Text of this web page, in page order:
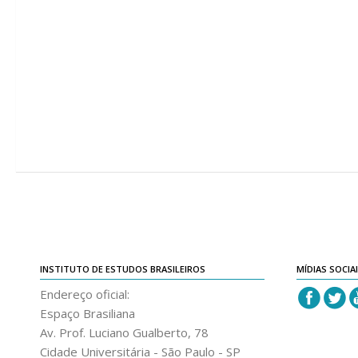
INSTITUTO DE ESTUDOS BRASILEIROS
Endereço oficial:
Espaço Brasiliana
Av. Prof. Luciano Gualberto, 78
Cidade Universitária - São Paulo - SP
MÍDIAS